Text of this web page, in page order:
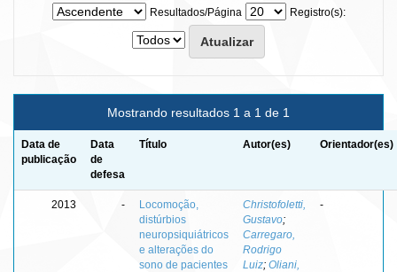
Resultados/Página
Registro(s):
Mostrando resultados 1 a 1 de 1
Data de
publicação
Data
de
defesa
Título Autor(es) Orientador(es)
2013 -
Locomoção,
distúrbios
neuropsiquiátricos
e alterações do
sono de pacientes
Christofoletti,
Gustavo;
Carregaro,
Rodrigo
Luiz; Oliani,
-